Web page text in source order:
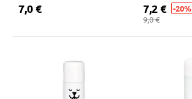
7,0 € 7,2 €
-20%
9,0 €